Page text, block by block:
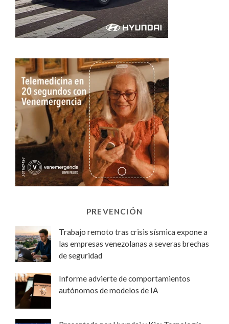
PREVENCIÓN
Trabajo remoto tras crisis sísmica expone a
las empresas venezolanas a severas brechas
de seguridad
Informe advierte de comportamientos
autónomos de modelos de IA